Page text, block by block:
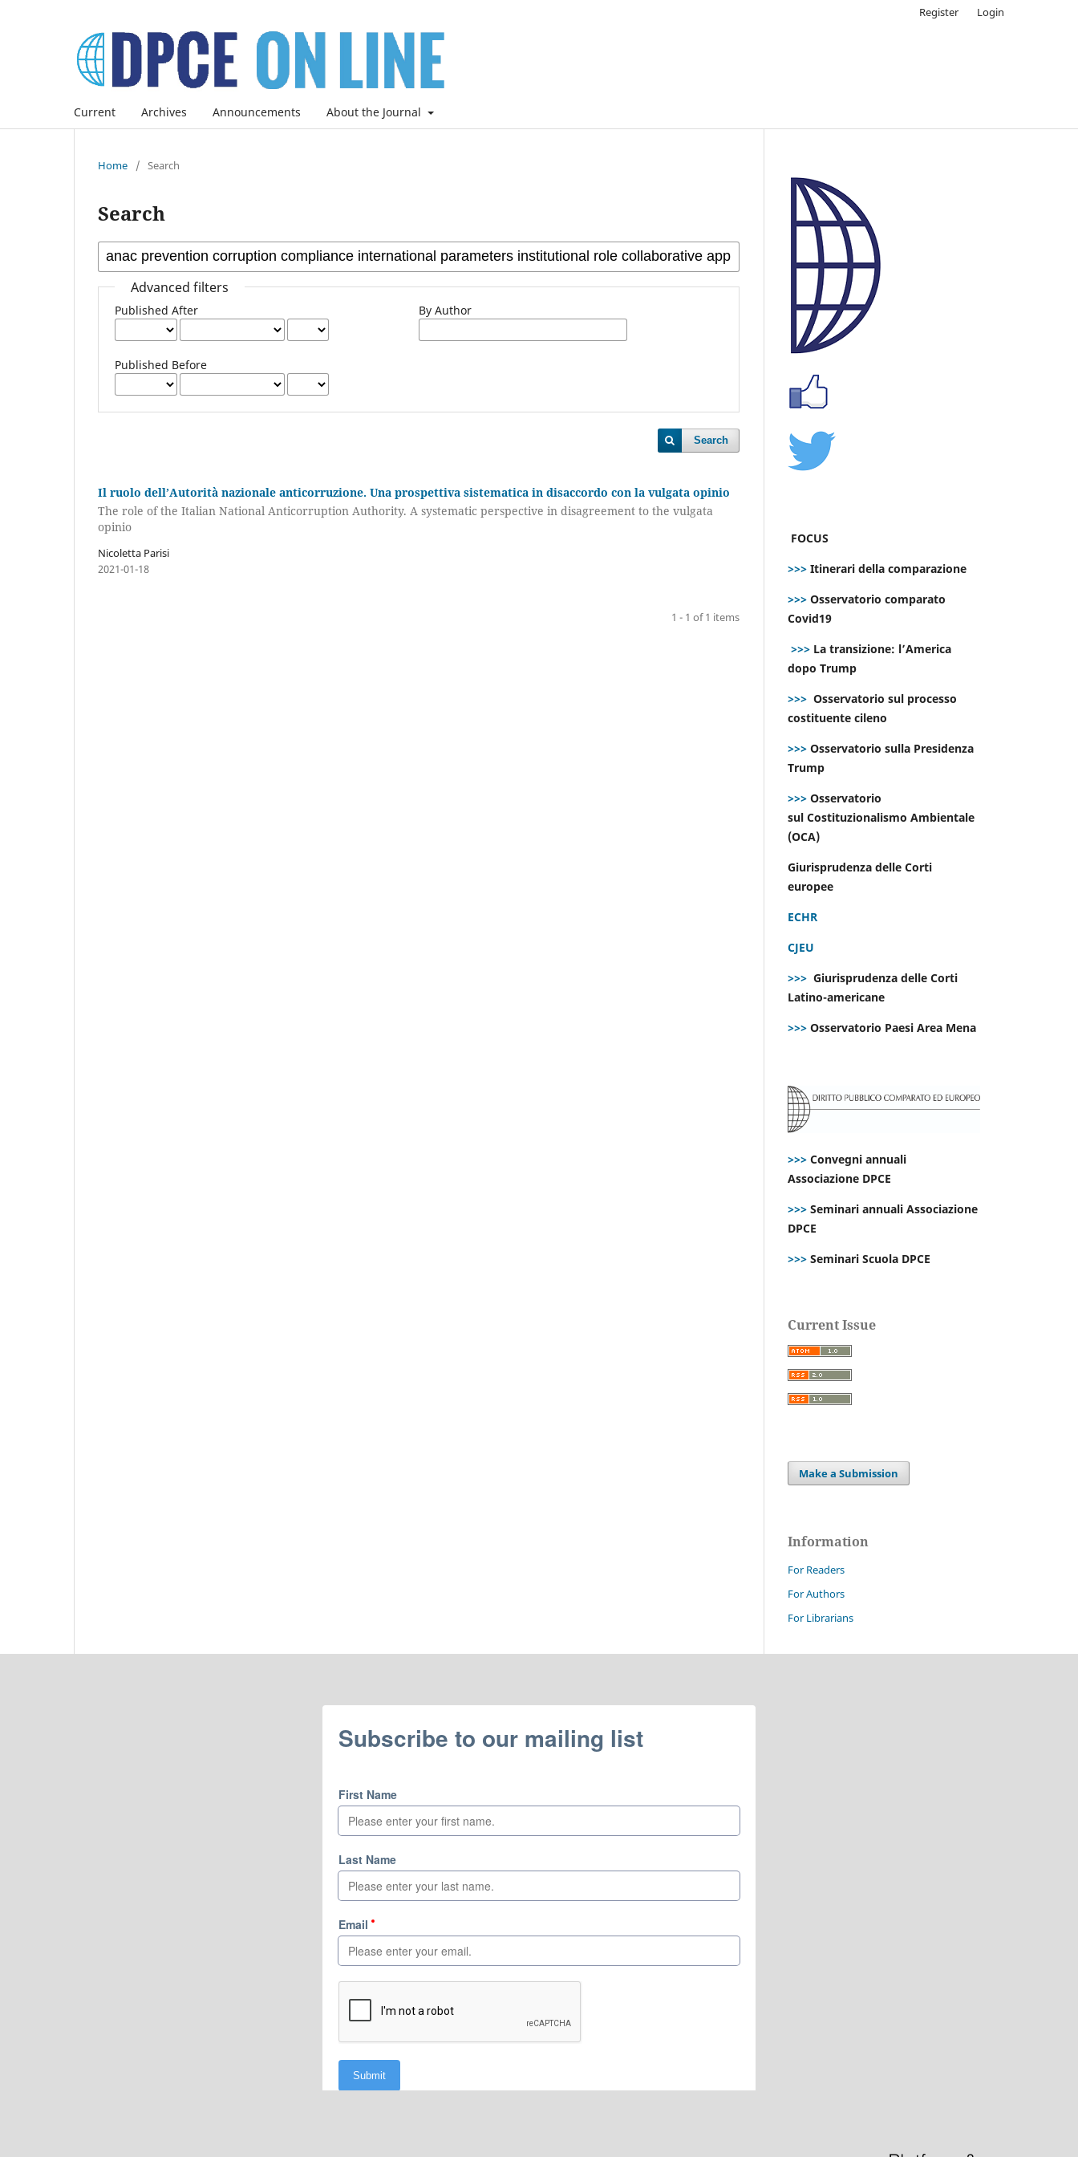
Current Archives Announcements About the Journal
Register Login
Home / Search
Search
Advanced filters
Published After
Published Before
By Author
Search
Il ruolo dell’Autorità nazionale anticorruzione. Una prospettiva sistematica in disaccordo con la vulgata opinio
The role of the Italian National Anticorruption Authority. A systematic perspective in disagreement to the vulgata
opinio
Nicoletta Parisi
2021-01-18
1 - 1 of 1 items
FOCUS
>>> Itinerari della comparazione
>>> Osservatorio comparato
Covid19
>>> La transizione: l’America
dopo Trump
>>> Osservatorio sul processo
costituente cileno
>>> Osservatorio sulla Presidenza
Trump
>>> Osservatorio
sul Costituzionalismo Ambientale
(OCA)
Giurisprudenza delle Corti
europee
ECHR
CJEU
>>> Giurisprudenza delle Corti
Latino-americane
>>> Osservatorio Paesi Area Mena
>>> Convegni annuali
Associazione DPCE
>>> Seminari annuali Associazione
DPCE
>>> Seminari Scuola DPCE
Current Issue
Make a Submission
Information
For Readers
For Authors
For Librarians